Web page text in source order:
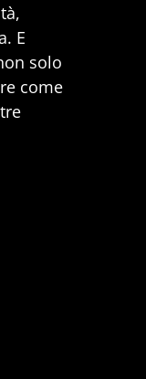
E
solo
come